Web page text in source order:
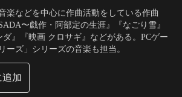
楽などを中心に作曲活動をしている作曲
〜戯作・阿部定の生涯』『なごり雪』
ダ』『映画 クロサギ』などがある。PCゲー
ーズ」シリーズの音楽も担当。
追加